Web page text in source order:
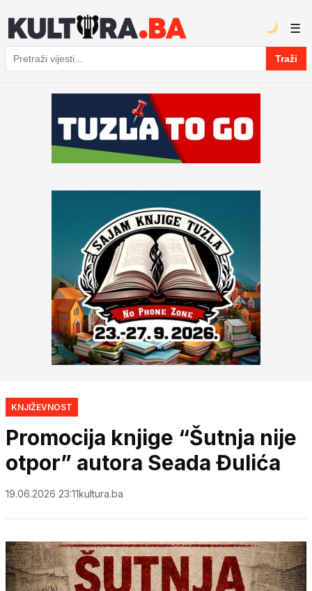
Pretraga
Traži
☰
KNJIŽEVNOST
Promocija knjige “Šutnja nije
otpor” autora Seada Đulića
19.06.2026 23:11kultura.ba